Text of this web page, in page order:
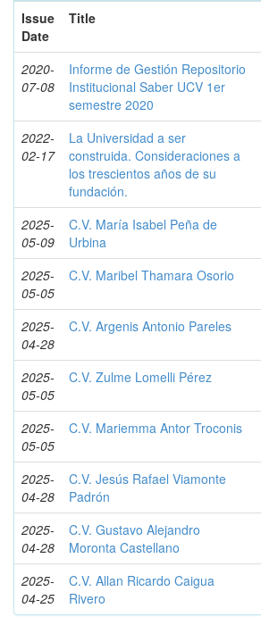
Issue
Date
Title
2020-
07-08
Informe de Gestión Repositorio
Institucional Saber UCV 1er
semestre 2020
2022-
02-17
La Universidad a ser
construida. Consideraciones a
los trescientos años de su
fundación.
2025-
05-09
C.V. María Isabel Peña de
Urbina
2025-
05-05
C.V. Maribel Thamara Osorio
2025-
04-28
C.V. Argenis Antonio Pareles
2025-
05-05
C.V. Zulme Lomelli Pérez
2025-
05-05
C.V. Mariemma Antor Troconis
2025-
04-28
C.V. Jesús Rafael Viamonte
Padrón
2025-
04-28
C.V. Gustavo Alejandro
Moronta Castellano
2025-
04-25
C.V. Allan Ricardo Caigua
Rivero